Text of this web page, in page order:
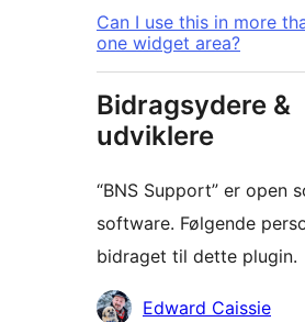
Can I use this in more
one widget area?
Bidragsydere &
udviklere
“BNS Support” er open
software. Følgende
bidraget til dette plugin.
Bidragsydere
Edward Caissie